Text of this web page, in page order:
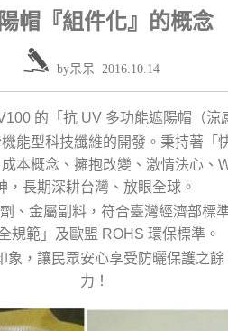
帽『組件化』的概念
by呆呆 2016.10.14
的「抗 UV 多功能遮陽帽（涼
能型科技纖維的開發。秉持著「
本概念、擁抱改變、激情決心、
，長期深耕台灣、放眼全球。
、金屬副料，符合臺灣經濟部標
規範」及歐盟 ROHS 環保標準。
象，讓民眾安心享受防曬保護之
力！